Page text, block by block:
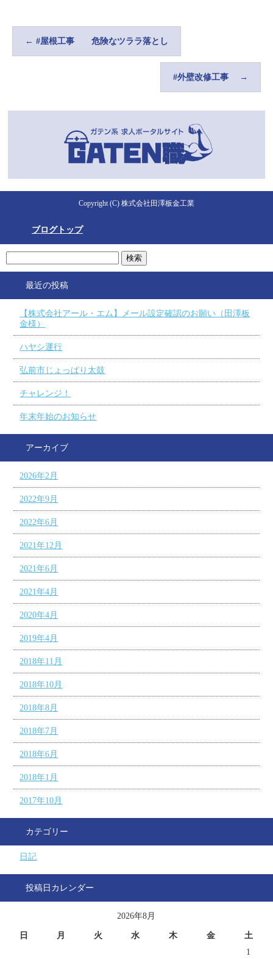
← #屋根工事 危険なツララ落とし
#外壁改修工事 →
Copyright (C) 株式会社田澤板金工業
ブログトップ
最近の投稿
【株式会社アール・エム】メール設定確認のお願い（田澤板
金様）
ハヤシ運行
弘前市じょっぱり太鼓
チャレンジ！
年末年始のお知らせ
アーカイブ
2026年2月
2022年9月
2022年6月
2021年12月
2021年6月
2021年4月
2020年4月
2019年4月
2018年11月
2018年10月
2018年8月
2018年7月
2018年6月
2018年1月
2017年10月
カテゴリー
日記
投稿日カレンダー
2026年8月
日 月 火 水 木 金
土
1